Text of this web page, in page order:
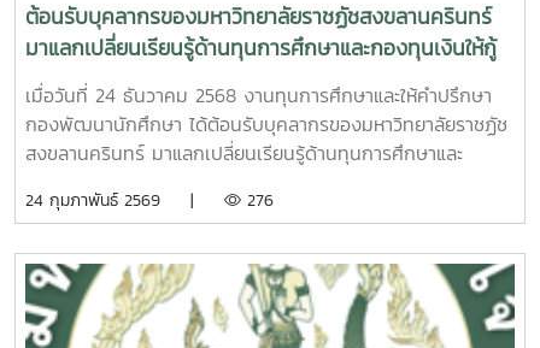
ต้อนรับบุคลากรของมหาวิทยาลัยราชฏัชสงขลานครินทร์
มาแลกเปลี่ยนเรียนรู้ด้านทุนการศึกษาและกองทุนเงินให้กู้
ยืมเพื่อการศึกษา และงานบริการและสวัสดิการนักศึกษา
นักศึกษาวิชาทหาร (รด.)
เมื่อวันที่ 24 ธันวาคม 2568 งานทุนการศึกษาและให้คำปรึกษา
กองพัฒนานักศึกษา ได้ต้อนรับบุคลากรของมหาวิทยาลัยราชฏัช
สงขลานครินทร์ มาแลกเปลี่ยนเรียนรู้ด้านทุนการศึกษาและ
นักศึกษา นักศึกษาวิชาทหาร (รด.) ที่กองพัฒนานักศึกษา
24 กุมภาพันธ์ 2569 | 276